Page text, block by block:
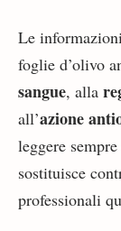
Le
foglie d’olivo
sangue, alla
all’azione
leggere
sostituisce
professionali